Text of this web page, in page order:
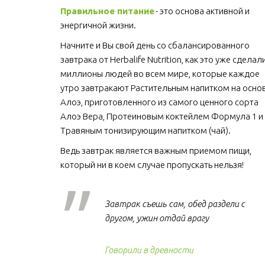
Правильное питание - это основа активной и
энергичной жизни.
Начните и Вы свой день со сбалансированного
завтрака от Herbalife Nutrition, как это уже
миллионы людей во всем мире, которые каждое
утро завтракают Растительным напитком на
Алоэ, приготовленного из самого ценного сорта
Алоэ Вера, Протеиновым коктейлем Формула 1 и
Травяным тонизирующим напитком (чай).
Ведь завтрак является важным приемом пищи,
который ни в коем случае пропускать нельзя!
Завтрак съешь сам, обед раздели с
другом, ужин отдай врагу
Говорили в древности